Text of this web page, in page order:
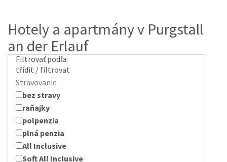
Hotely a apartmány v Purgstall
an der Erlauf
Filtrovať podľa:
třídit / filtrovat
Stravovanie
bez stravy
raňajky
polpenzia
plná penzia
All Inclusive
Soft All Inclusive